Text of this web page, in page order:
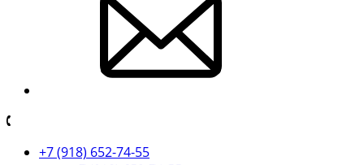
+7 (918) 652-74-55